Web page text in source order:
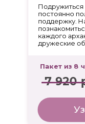
7 920
Подружиться
постоянно
поддержку.
каждого
дружеские
Пакет из 8